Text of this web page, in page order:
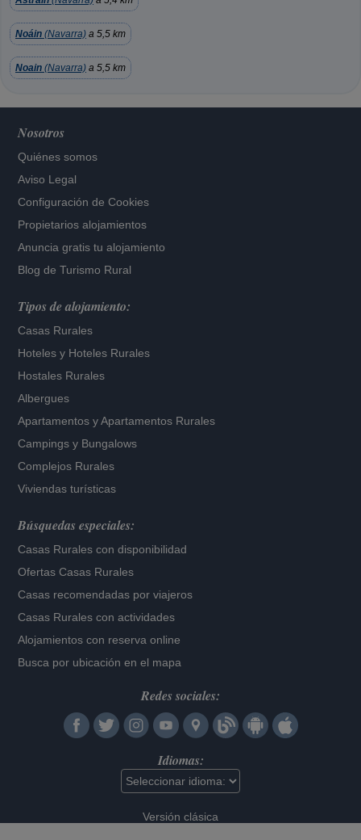
Noáin (Navarra) a 5,5 km
Noain (Navarra) a 5,5 km
Nosotros
Quiénes somos
Aviso Legal
Configuración de Cookies
Propietarios alojamientos
Anuncia gratis tu alojamiento
Blog de Turismo Rural
Tipos de alojamiento:
Casas Rurales
Hoteles y Hoteles Rurales
Hostales Rurales
Albergues
Apartamentos yApartamentos Rurales
Campings y Bungalows
Complejos Rurales
Viviendas turísticas
Búsquedas especiales:
Casas Rurales con disponibilidad
Ofertas Casas Rurales
Casas recomendadas por viajeros
Casas Rurales con actividades
Alojamientos con reserva online
Busca por ubicación en el mapa
Redes sociales:
Idiomas:
Versión clásica